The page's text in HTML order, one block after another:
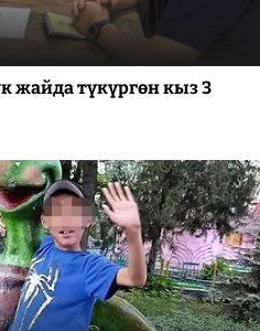
жайда түкүргөн кыз 3